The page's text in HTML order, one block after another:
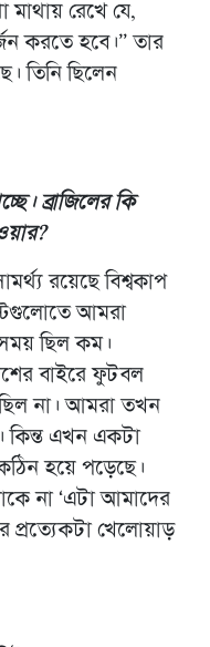
মাথায় রেখে যে,
করতে হবে।” তার
তিনি ছিলেন
ব্রাজিলের কি
?
রয়েছে বিশ্বকাপ
আমরা
ছিল কম।
বাইরে ফুটবল
না। আমরা তখন
কিন্ত এখন একটা
হয়ে পড়েছে।
না ‘এটা আমাদের
প্রত্যেকটা খেলোয়াড়